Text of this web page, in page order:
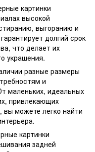
картинки
высокой
выгоранию и
долгий срок
что делает их
украшения.
разные размеры
и
маленьких, идеальных
привлекающих
вы можете легко найти
картинки
задней